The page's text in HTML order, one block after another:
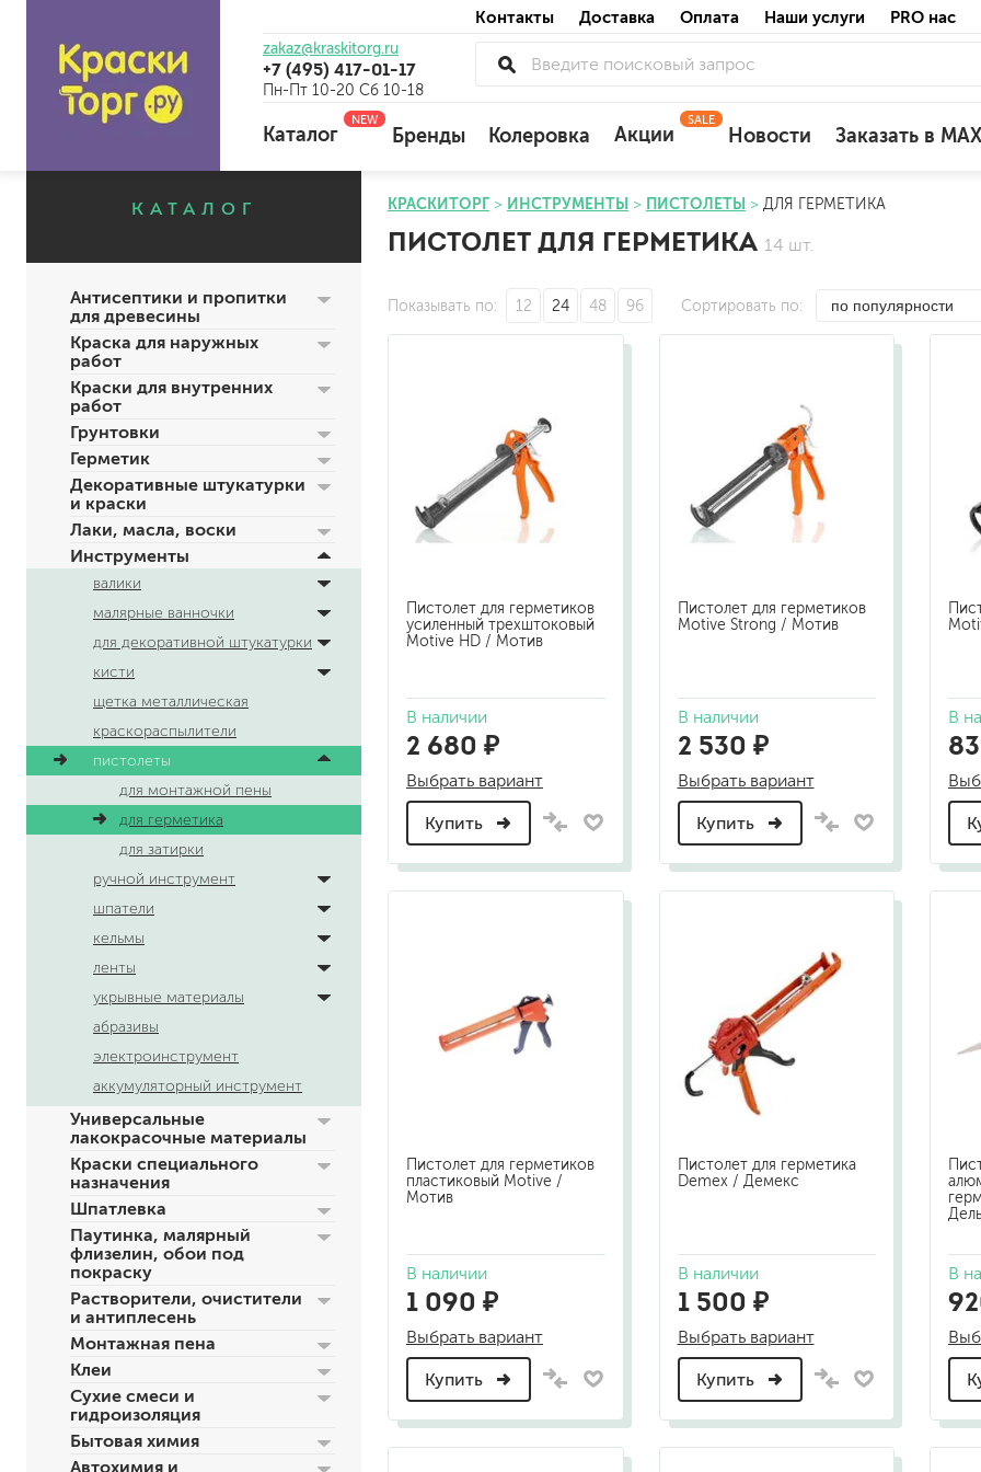
Контакты Доставка Оплата Наши услуги PRO нас
zakaz@kraskitorg.ru
+7 (495) 417-01-17
Пн-Пт 10-20 Сб 10-18
Каталог
NEW
для наружных работ
универсальные
отбеливающие
для минеральных поверхностей
по бетону
универсальные
бетоноконтакт и для сложных поверхностей
для древесины
антикорозийные
под декоративные штукатурки
для гипсокартона
под штукатурку
силиконовые универсальные,
силиконовые санитарные
шовные для срубов
для кровли
для паркета и деревянного пола
для стен, потолков
яхтные
для бани и сауны
валики
малярные ванночки
ручной инструмент
кельмы
ленты
укрывные материалы
абразивы
аккумуляторный инструмент
для пола
для радиаторов, батарей
магнитные
пожаробезопасные краски
для ванны и бассейна
сухие
Бренды Колеровка Акции
SALE
Новости Заказать в MAX
КАТАЛОГ
Антисептики и пропитки
для древесины
Краска для наружных
работ
Краски для внутренних
работ
Грунтовки
Герметик
Декоративные штукатурки
и краски
Лаки, масла, воски
Инструменты
валики
малярные ванночки
для декоративной штукатурки
кисти
щетка металлическая
краскораспылители
пистолеты
для монтажной пены
для герметика
для затирки
ручной инструмент
шпатели
кельмы
ленты
укрывные материалы
абразивы
электроинструмент
аккумуляторный инструмент
Универсальные
лакокрасочные материалы
Краски специального
назначения
Шпатлевка
Паутинка, малярный
флизелин, обои под
покраску
Растворители, очистители
и антиплесень
Монтажная пена
Клеи
Сухие смеси и
гидроизоляция
Бытовая химия
Автохимия и
КРАСКИТОРГ ИНСТРУМЕНТЫ ПИСТОЛЕТЫ ДЛЯ ГЕРМЕТИКА
ПИСТОЛЕТ ДЛЯ ГЕРМЕТИКА 14 шт.
Показывать по 12 24 48 96 Сортировать по
Пистолет для герметиков
усиленный трехштоковый
Motive HD / Мотив
В наличии
2 680 ₽
Выбрать вариант
Купить
Пистолет для герметиков
Motive Strong / Мотив
В наличии
2 530 ₽
Выбрать вариант
Купить
В
Пистолет для герметиков
пластиковый Motive /
Мотив
В наличии
1 090 ₽
Выбрать вариант
Купить
Пистолет для герметика
Demex / Демекс
В наличии
1 500 ₽
Выбрать вариант
Купить
В